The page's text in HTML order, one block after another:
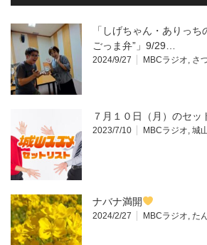
「しげちゃん・ありっ
ごっま弁”」9/29…
2024/9/27 MBCラジオ さ
７月１０日（月）のセッ
2023/7/10 MBCラジオ 城
ナバナ満開
2024/2/27 MBCラジオ た